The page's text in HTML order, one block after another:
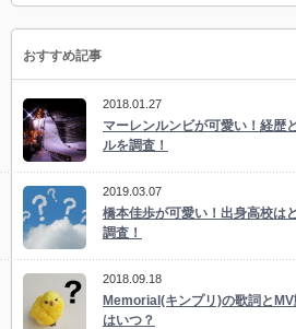
おすすめ記事
2018.01.27
マーレンルンビが可愛い！経歴
ルを調査！
2019.03.07
橋本佳歩が可愛い！出身高校は
調査！
2018.09.18
Memorial(キンプリ)の歌詞と
はいつ？